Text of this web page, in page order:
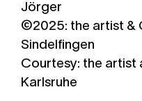
Jörger
©2025: the artist &
Sindelfingen
Courtesy: the artist
Karlsruhe